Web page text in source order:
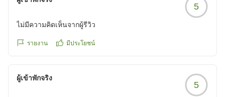
5
ไม่มีความคิดเห็นจากผู้รีวิว
รายงาน มีประโยชน์
ผู้เข้าพักจริง
5